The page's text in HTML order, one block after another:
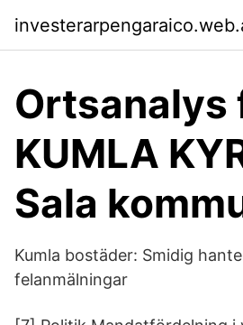
Ortsanalys
KUMLA
Sala
Kumla bostäder: Smidig
felanmälningar